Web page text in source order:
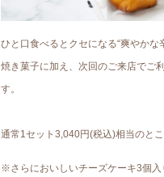
ひと口食べるとクセになる“爽やかな
焼き菓子に加え、次回のご来店でご
す。
通常1セット3,040円(税込)相当のと
※さらにおいしいチーズケーキ3個入